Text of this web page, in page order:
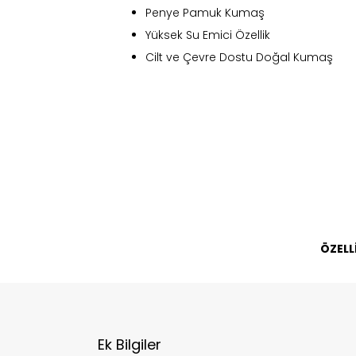
Penye Pamuk Kumaş
Yüksek Su Emici Özellik
Cilt ve Çevre Dostu Doğal Kumaş
Ek Bilgiler
Bu